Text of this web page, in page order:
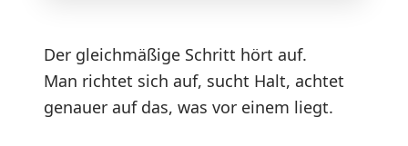
Der gleichmäßige Schritt hört auf.
Man richtet sich auf, sucht Halt, achtet
genauer auf das, was vor einem liegt.